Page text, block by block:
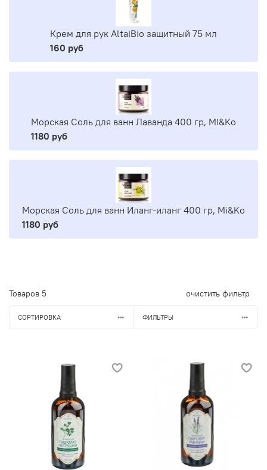
Товаров 5 очистить фильтр
СОРТИРОВКА ФИЛЬТРЫ
Крем для рук AltaiBio защитный 75 мл
160 руб
Морская Соль для ванн Лаванда 400 гр, MI&Ko
1180 руб
Морская Соль для ванн Иланг-иланг 400 гр, Mi&Ko
1180 руб